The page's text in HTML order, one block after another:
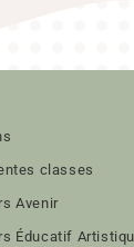
classes
Avenir
Éducatif